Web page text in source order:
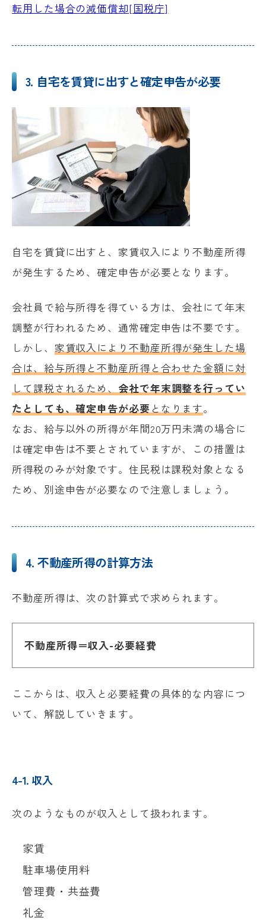
転用した場合の減価償却[国税庁]
3. 自宅を賃貸に出すと確定申告が必要
自宅を賃貸に出すと、家賃収入により不動産所得
が発生するため、確定申告が必要となります。
会社員で給与所得を得ている方は、会社にて年末
調整が行われるため、通常確定申告は不要です。
しかし、 家賃収入により不動産所得が発生した場
合は、給与所得と不動産所得と合わせた金額に対
して課税されるため、 会社で年末調整を行ってい
たとしても、確定申告が必要 となります。
なお、給与以外の所得が年間20万円未満の場合に
は確定申告は不要とされていますが、この措置は
所得税のみが対象です。住民税は課税対象となる
ため、別途申告が必要なので注意しましょう。
4. 不動産所得の計算方法
不動産所得は、次の計算式で求められます。
不動産所得＝収入-必要経費
ここからは、収入と必要経費の具体的な内容につ
いて、解説していきます。
4-1. 収入
次のようなものが収入として扱われます。
家賃
駐車場使用料
管理費・共益費
礼金